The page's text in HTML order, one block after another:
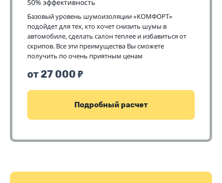
50% эффективность
Базовый уровень шумоизоляции «КОМФОРТ»
подойдет для тех, кто хочет снизить шумы в
автомобиле, сделать салон теплее и избавиться от
скрипов. Все эти преимущества Вы сможете
получить по очень приятным ценам
от 27 000 ₽
Подробный расчет